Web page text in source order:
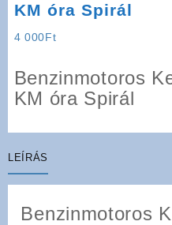
KM óra Spirál
4 000Ft
Benzinmotoros
KM óra Spirál
LEÍRÁS
Benzinmotoros